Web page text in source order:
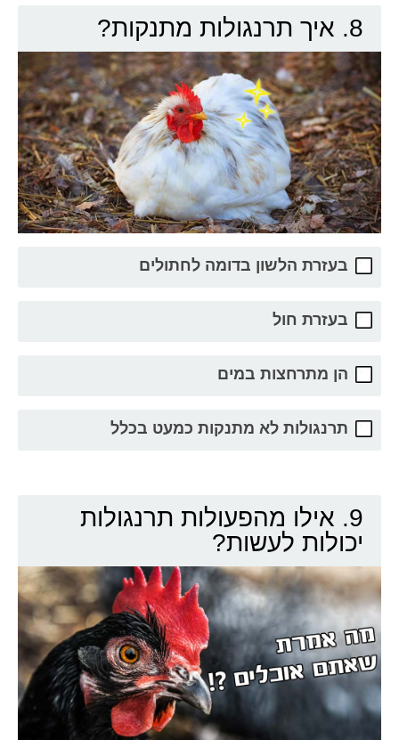
בעזרת הלשון בדומה לחתולים
בעזרת חול
הן מתרחצות במים
תרנגולות לא מתנקות כמעט בכלל
9. אילו מהפעולות תרנגולות
יכולות לעשות?